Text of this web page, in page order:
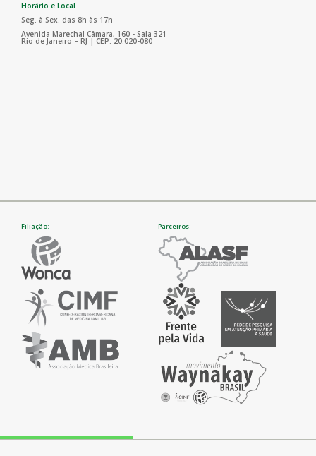
Horário e Local
Seg. à Sex. das 8h às 17h
Avenida Marechal Câmara, 160 - Sala 321
Rio de Janeiro – RJ | CEP: 20.020-080
Filiação: Parceiros: